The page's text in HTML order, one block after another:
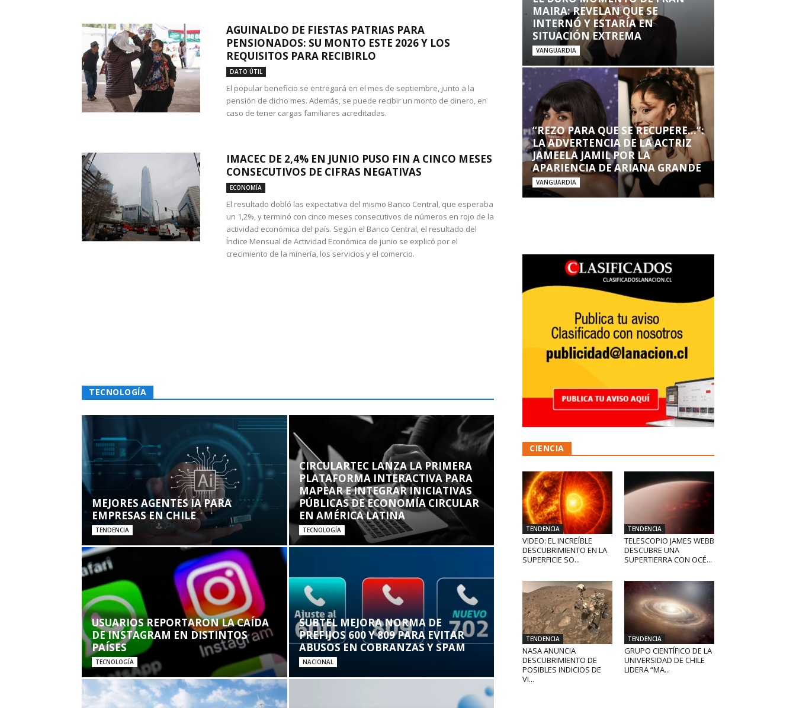
AGUINALDO DE FIESTAS PATRIAS PARA
PENSIONADOS: SU MONTO ESTE 2026 Y LOS
REQUISITOS PARA RECIBIRLO
DATO ÚTIL
El popular beneficio se entregará en el mes de septiembre, junto a la
pensión de dicho mes. Además, se puede recibir un monto de dinero, en
caso de tener cargas familiares acreditadas.
IMACEC DE 2,4% EN JUNIO PUSO FIN A CINCO MESES
CONSECUTIVOS DE CIFRAS NEGATIVAS
ECONOMÍA
El resultado dobló las expectativa del mismo Banco Central, que esperaba
un 1,2%, y terminó con cinco meses consecutivos de números en rojo de la
actividad económica del país. Según el Banco Central, el resultado del
Índice Mensual de Actividad Económica de junio se explicó por el
crecimiento de la minería, los servicios y el comercio.
TECNOLOGÍA
MEJORES AGENTES IA PARA
EMPRESAS EN CHILE
TENDENCIA
CIRCULARTEC LANZA LA PRIMERA
PLATAFORMA INTERACTIVA PARA
MAPEAR E INTEGRAR INICIATIVAS
PÚBLICAS DE ECONOMÍA CIRCULAR
EN AMÉRICA LATINA
TECNOLOGÍA
USUARIOS REPORTARON LA CAÍDA
DE INSTAGRAM EN DISTINTOS
PAÍSES
TECNOLOGÍA
SUBTEL MEJORA NORMA DE
PREFIJOS 600 Y 809 PARA EVITAR
ABUSOS EN COBRANZAS Y SPAM
NACIONAL
MAIRA: REVELAN QUE SE
INTERNÓ Y ESTARÍA EN
SITUACIÓN EXTREMA
VANGUARDIA
“REZO PARA QUE SE RECUPERE…”:
LA ADVERTENCIA DE LA ACTRIZ
JAMEELA JAMIL POR LA
APARIENCIA DE ARIANA GRANDE
VANGUARDIA
CIENCIA
TENDENCIA
VIDEO: EL INCREÍBLE
DESCUBRIMIENTO EN LA
SUPERFICIE SO...
TENDENCIA
TELESCOPIO JAMES WEBB
DESCUBRE UNA
SUPERTIERRA CON OCÉ...
TENDENCIA
NASA ANUNCIA
DESCUBRIMIENTO DE
POSIBLES INDICIOS DE
VI...
TENDENCIA
GRUPO CIENTÍFICO DE LA
UNIVERSIDAD DE CHILE
LIDERA “MA...